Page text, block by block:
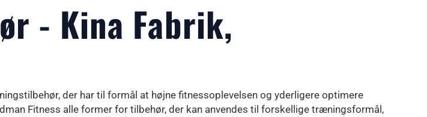
- Kina Fabrik,
der har til formål at højne fitnessoplevelsen og yderligere optimere
Fitness alle former for tilbehør, der kan anvendes til forskellige træningsformål,